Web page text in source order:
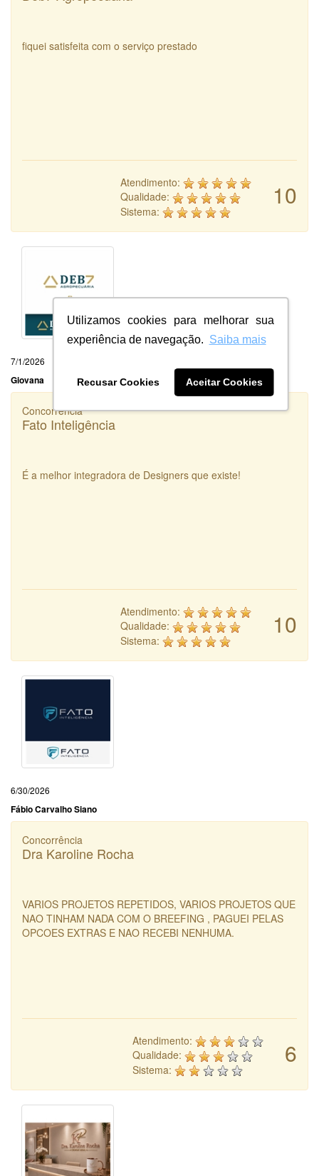
Utilizamos cookies para melhorar sua
experiência de navegação. Saiba mais
Recusar Cookies Aceitar Cookies
fiquei satisfeita com o serviço prestado
10
Atendimento:
Qualidade:
Sistema:
7/1/2026
Giovana
Concorrência
Fato Inteligência
É a melhor integradora de Designers que existe!
10
Atendimento:
Qualidade:
Sistema:
6/30/2026
Fábio Carvalho Siano
Concorrência
Dra Karoline Rocha
VARIOS PROJETOS REPETIDOS, VARIOS PROJETOS QUE
NAO TINHAM NADA COM O BREEFING , PAGUEI PELAS
OPCOES EXTRAS E NAO RECEBI NENHUMA.
6
Atendimento:
Qualidade:
Sistema: